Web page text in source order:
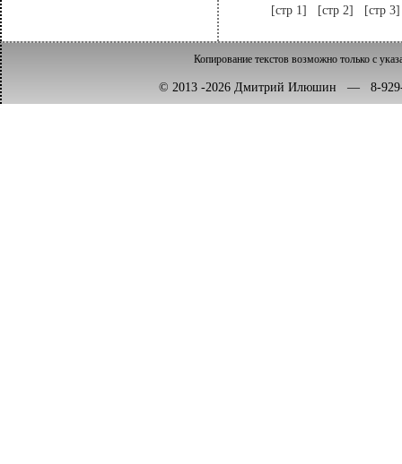
[стр 1] [стр 2] [стр 3]
Копирование текстов возможно только с
© 2013 -2026 Дмитрий Илюшин — 8-